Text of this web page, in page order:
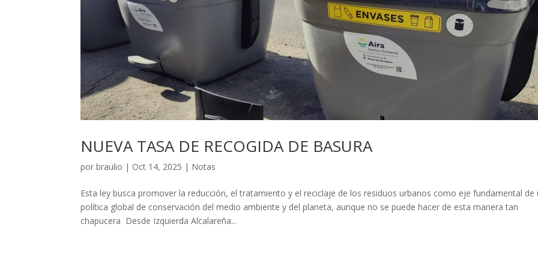
NUEVA TASA DE RECOGIDA DE BASURA
porbraulio | Oct 14, 2025 | Notas
Esta ley busca promover la reducción, el tratamiento y el reciclaje de los residuos urbanos como eje fundamental de
política global de conservación del medio ambiente y del planeta, aunque no se puede hacer de esta manera tan
chapucera Desde Izquierda Alcalareña...